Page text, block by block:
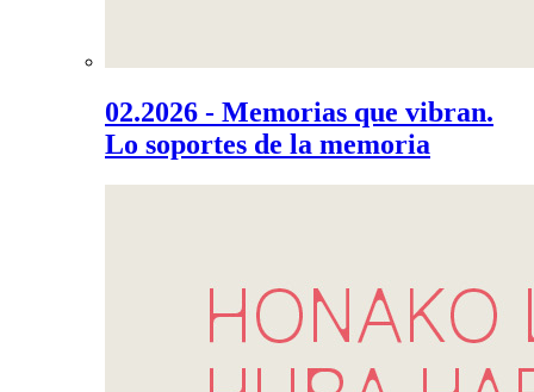
02.2026 - Memorias que vibran.
Lo soportes de la memoria